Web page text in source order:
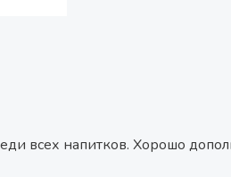
всех напитков. Хорошо